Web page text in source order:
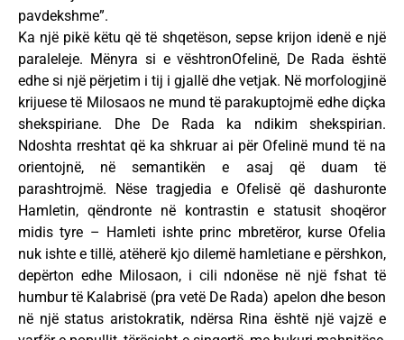
pavdekshme”.
Ka një pikë këtu që të shqetëson, sepse krijon idenë e një
paraleleje. Mënyra si e vështronOfelinë, De Rada është
edhe si një përjetim i tij i gjallë dhe vetjak. Në morfologjinë
krijuese të Milosaos ne mund të parakuptojmë edhe diçka
shekspiriane. Dhe De Rada ka ndikim shekspirian.
Ndoshta rreshtat që ka shkruar ai për Ofelinë mund të na
orientojnë, në semantikën e asaj që duam të
parashtrojmë. Nëse tragjedia e Ofelisë që dashuronte
Hamletin, qëndronte në kontrastin e statusit shoqëror
midis tyre – Hamleti ishte princ mbretëror, kurse Ofelia
nuk ishte e tillë, atëherë kjo dilemë hamletiane e përshkon,
depërton edhe Milosaon, i cili ndonëse në një fshat të
humbur të Kalabrisë (pra vetë De Rada) apelon dhe beson
në një status aristokratik, ndërsa Rina është një vajzë e